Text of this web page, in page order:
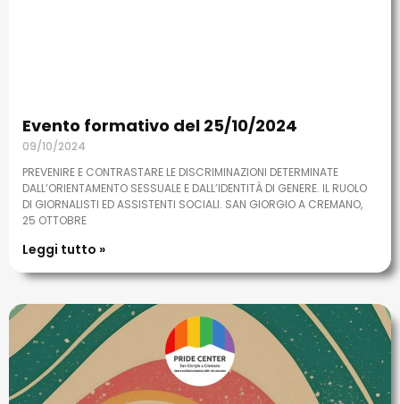
Evento formativo del 25/10/2024
09/10/2024
PREVENIRE E CONTRASTARE LE DISCRIMINAZIONI DETERMINATE
DALL’ORIENTAMENTO SESSUALE E DALL’IDENTITÀ DI GENERE. IL RUOLO
DI GIORNALISTI ED ASSISTENTI SOCIALI. SAN GIORGIO A CREMANO,
25 OTTOBRE
Leggi tutto »